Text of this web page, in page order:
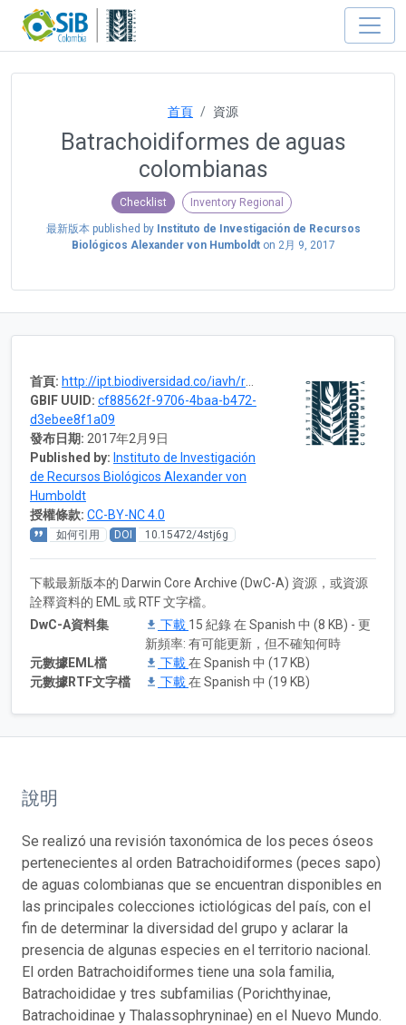
首頁 資源
Batrachoidiformes de aguas
colombianas
Checklist Inventory Regional
最新版本 published by Instituto de Investigación de Recursos
Biológicos Alexander von Humboldton 2月 9, 2017
首頁: http://ipt.biodiversidad.co/iavh/resource.do?r=biota_v11_n1y2_05
GBIF UUID: cf88562f-9706-4baa-b472-
d3ebee8f1a09
發布日期: 2017年2月9日
Published by: Instituto de Investigación
de Recursos Biológicos Alexander von
Humboldt
授權條款: CC-BY-NC 4.0
如何引用 DOI 10.15472/4stj6g
下載最新版本的 Darwin Core Archive (DwC-A) 資源，或資源
詮釋資料的 EML 或 RTF 文字檔。
DwC-A資料集
下載 15 紀錄 在 Spanish 中 (8 KB) - 更
新頻率: 有可能更新，但不確知何時
元數據EML檔
下載在 Spanish 中 (17 KB)
元數據RTF文字檔
下載在 Spanish 中 (19 KB)
說明
Se realizó una revisión taxonómica de los peces óseos
pertenecientes al orden Batrachoidiformes (peces sapo)
de aguas colombianas que se encuentran disponibles en
las principales colecciones ictiológicas del país, con el
fin de determinar la diversidad del grupo y aclarar la
presencia de algunas especies en el territorio nacional.
El orden Batrachoidiformes tiene una sola familia,
Batrachoididae y tres subfamilias (Porichthyinae,
Batrachoidinae y Thalassophryninae) en el Nuevo Mundo.